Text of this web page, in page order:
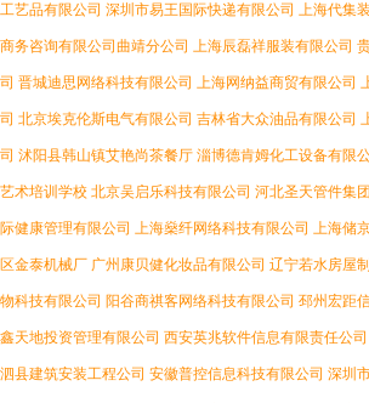
工艺品有限公司 深圳市易王国际快递有限公司 上海代集
商务咨询有限公司曲靖分公司 上海辰磊祥服装有限公司
司 晋城迪思网络科技有限公司 上海网纳益商贸有限公司
司 北京埃克伦斯电气有限公司 吉林省大众油品有限公司
司 沭阳县韩山镇艾艳尚茶餐厅 淄博德肯姆化工设备有限
艺术培训学校 北京吴启乐科技有限公司 河北圣天管件集
际健康管理有限公司 上海燊纤网络科技有限公司 上海储
区金泰机械厂 广州康贝健化妆品有限公司 辽宁若水房屋
物科技有限公司 阳谷商祺客网络科技有限公司 邳州宏距
鑫天地投资管理有限公司 西安英兆软件信息有限责任公司
泗县建筑安装工程公司 安徽普控信息科技有限公司 深圳